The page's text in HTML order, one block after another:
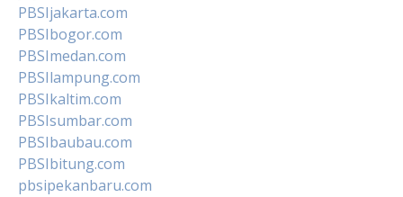
PBSIjakarta.com
PBSIbogor.com
PBSImedan.com
PBSIlampung.com
PBSIkaltim.com
PBSIsumbar.com
PBSIbaubau.com
PBSIbitung.com
pbsipekanbaru.com